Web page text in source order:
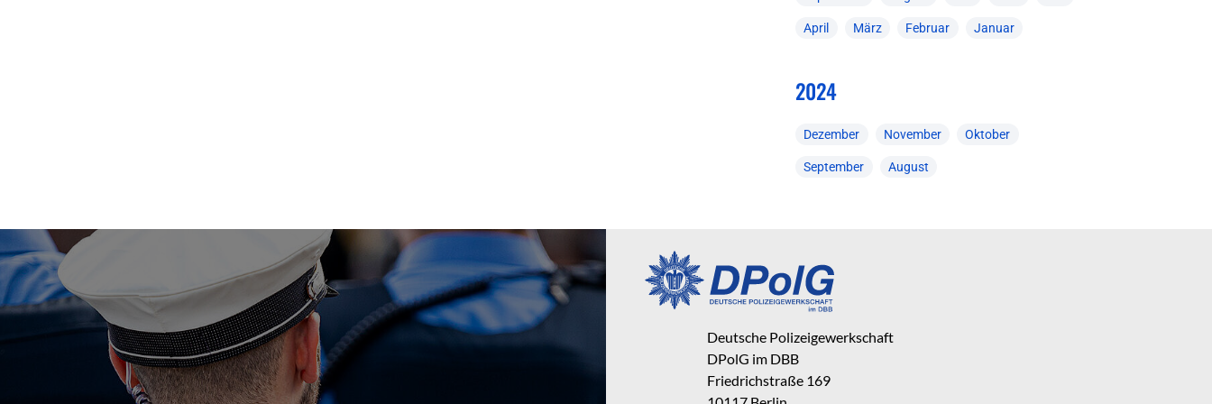
April März Februar Januar
2024
Dezember November Oktober
September August
Deutsche Polizeigewerkschaft
DPolG im DBB
Friedrichstraße 169